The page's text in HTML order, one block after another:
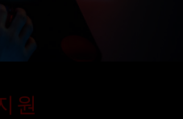
원